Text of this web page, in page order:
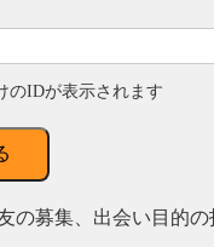
のIDが表示されます
募集、出会い目的の